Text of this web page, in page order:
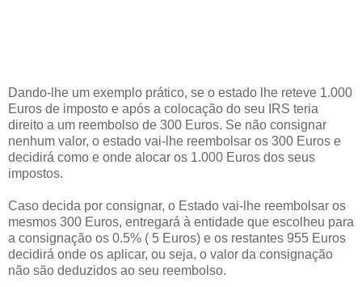
Dando-lhe um exemplo prático, se o estado lhe reteve 1.000
Euros de imposto e após a colocação do seu IRS teria
direito a um reembolso de 300 Euros. Se não consignar
nenhum valor, o estado vai-lhe reembolsar os 300 Euros e
decidirá como e onde alocar os 1.000 Euros dos seus
impostos.
Caso decida por consignar, o Estado vai-lhe reembolsar os
mesmos 300 Euros, entregará à entidade que escolheu para
a consignação os 0.5% ( 5 Euros) e os restantes 955 Euros
decidirá onde os aplicar, ou seja, o valor da consignação
não são deduzidos ao seu reembolso.